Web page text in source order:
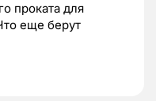
проката для
еще берут